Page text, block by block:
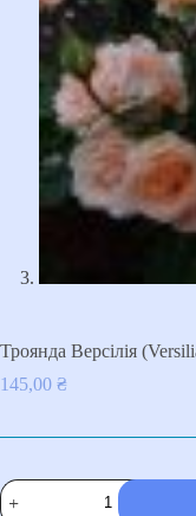
Троянда Версілія
145,00 ₴
Троянда
Версілія